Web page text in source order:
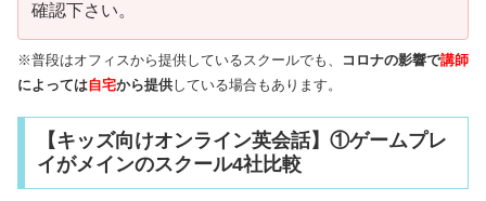
確認下さい。
※普段はオフィスから提供しているスクールでも、 コロナの影響で講師
によっては自宅から提供している場合もあります。
【キッズ向けオンライン英会話】①ゲームプレ
イがメインのスクール4社比較